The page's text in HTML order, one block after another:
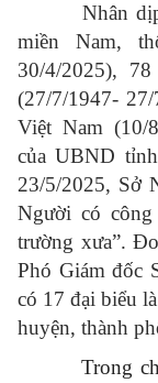
Nhân dịp
miền Nam,
30/4/2025),
(27/7/1947-
Việt Nam (10/
của UBND
23/5/2025, Sở
Người có
trường xưa”.
Phó Giám đốc
có 17 đại biểu
huyện, thành
Trong